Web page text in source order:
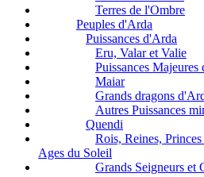
Terres de l'Ombre
Peuples d'Arda
Puissances d'Arda
Eru, Valar et Valie
Puissances
Maiar
Grands dragons
Autres Puissances
Quendi
Rois, Reines,
Ages du Soleil
Grands Seigneurs et